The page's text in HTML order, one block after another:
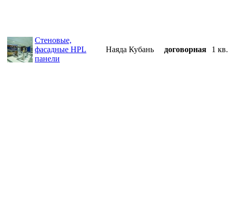
Стеновые,
фасадные HPL
панели
Наяда Кубань договорная 1